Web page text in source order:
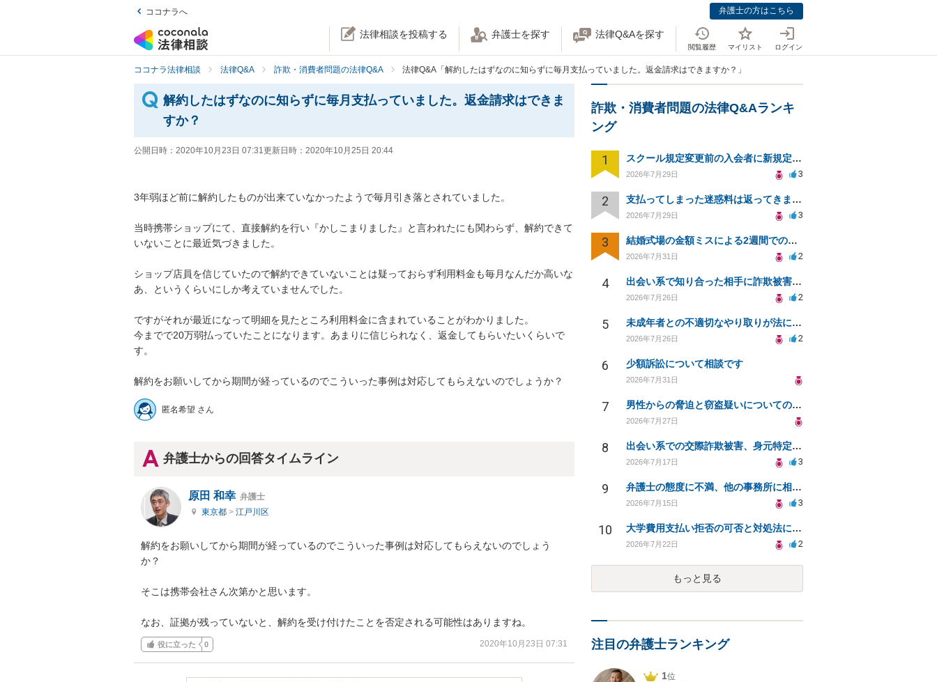
ココナラへ 弁護士の方はこちら
法律相談を投稿する 弁護士を探す 法律Q&Aを探す
閲覧履歴 マイリスト ログイン
ココナラ法律相談 法律Q&A 詐欺・消費者問題の法律Q&A 法律Q&A「解約したはずなのに知らずに毎月支払っていました。返金請求はできますか？」
解約したはずなのに知らずに毎月支払っていました。返金請求はできま
すか？
公開日時： 2020年10月23日 07:31更新日時： 2020年10月25日 20:44
3年弱ほど前に解約したものが出来ていなかったようで毎月引き落とされていました。
当時携帯ショップにて、直接解約を行い『かしこまりました』と言われたにも関わらず、解約できて
いないことに最近気づきました。
ショップ店員を信じていたので解約できていないことは疑っておらず利用料金も毎月なんだか高いな
あ、というくらいにしか考えていませんでした。
ですがそれが最近になって明細を見たところ利用料金に含まれていることがわかりました。
今までで20万弱払っていたことになります。あまりに信じられなく、返金してもらいたいくらいで
す。
解約をお願いしてから期間が経っているのでこういった事例は対応してもらえないのでしょうか？
匿名希望 さん
弁護士からの回答タイムライン
原田 和幸 弁護士
東京都 > 江戸川区
解約をお願いしてから期間が経っているのでこういった事例は対応してもらえないのでしょう
か？
そこは携帯会社さん次第かと思います。
なお、証拠が残っていないと、解約を受け付けたことを否定される可能性はありますね。
役に立った 0 2020年10月23日 07:31
詐欺・消費者問題の法律Q&Aランキ
ング
1 スクール規定変更前の入会者に新規定は適用されるのか
2026年7月29日 3
2 支払ってしまった迷惑料は返ってきますか？
2026年7月29日 3
3 結婚式場の金額ミスによる2週間での解約。キャンセル料10万円の免除は可能か。
2026年7月31日 2
4 出会い系で知り合った相手に詐欺被害、免許証の悪用リスクと対策。
2026年7月26日 2
5 未成年者との不適切なやり取りが法に触れる可能性と対処法
2026年7月26日 2
6 少額訴訟について相談です
2026年7月31日
7 男性からの脅迫と窃盗疑いについての法的対処法
2026年7月27日
8 出会い系での交際詐欺被害、身元特定と返金請求の方法は？
2026年7月17日 3
9 弁護士の態度に不満、他の事務所に相談すべきか？
2026年7月15日 3
10 大学費用支払い拒否の可否と対処法について知りたい
2026年7月22日 2
もっと見る
注目の弁護士ランキング
1位